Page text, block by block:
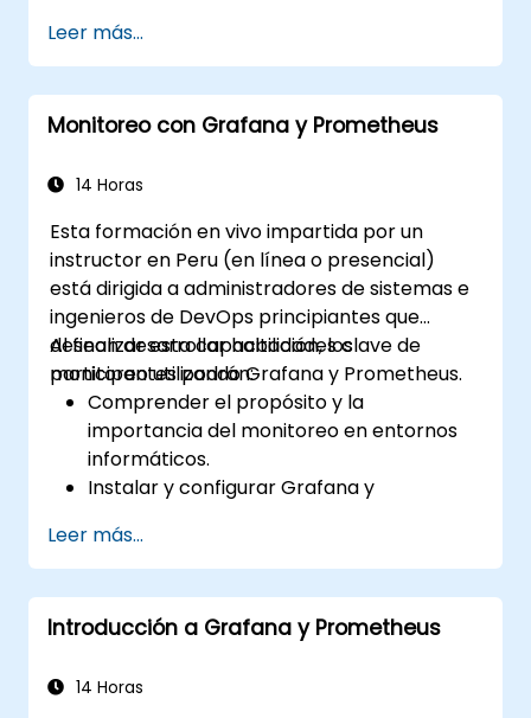
para crear dashboards dinámicos y
reutilizables.
Implementar mecanismos de alerta para
mejorar la conciencia operativa.
Leer más...
Monitoreo con Grafana y Prometheus
14 Horas
Esta formación en vivo impartida por un
instructor en Peru (en línea o presencial)
está dirigida a administradores de sistemas e
ingenieros de DevOps principiantes que
desean desarrollar habilidades clave de
monitoreo utilizando Grafana y Prometheus.
Al finalizar esta capacitación, los
participantes podrán:
Comprender el propósito y la
importancia del monitoreo en entornos
informáticos.
Instalar y configurar Grafana y
monitoreo.
Crear paneles simples y alertas para
visualizar el rendimiento del sistema.
Aplicar las mejores prácticas para
rendimiento del sistema.
Leer más...
Introducción a Grafana y Prometheus
14 Horas